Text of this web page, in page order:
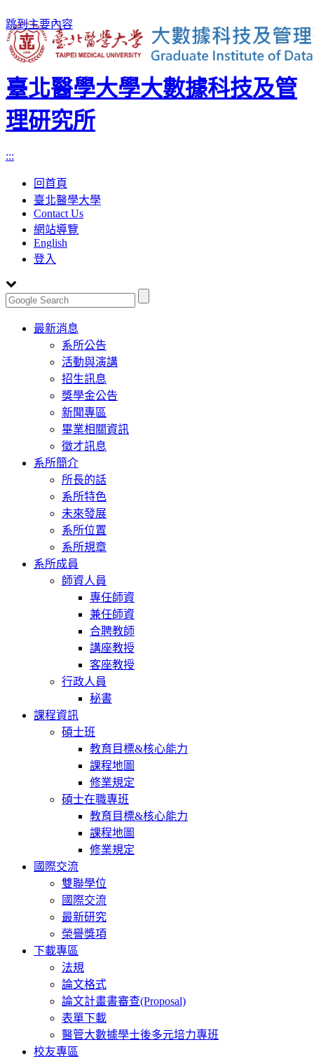
跳到主要內容
臺北醫學大學大數據科技及管
理研究所
:::
回首頁
臺北醫學大學
Contact Us
網站導覽
English
登入
Toggle
navigation
最新消息
系所公告
活動與演講
招生訊息
獎學金公告
新聞專區
畢業相關資訊
徵才訊息
系所簡介
所長的話
系所特色
未來發展
系所位置
系所規章
系所成員
師資人員
專任師資
兼任師資
合聘教師
講座教授
客座教授
行政人員
秘書
課程資訊
碩士班
教育目標&核心能力
課程地圖
修業規定
碩士在職專班
教育目標&核心能力
課程地圖
修業規定
國際交流
雙聯學位
國際交流
最新研究
榮譽獎項
下載專區
法規
論文格式
論文計畫書審查(Proposal)
表單下載
醫管大數據學士後多元培力專班
校友專區